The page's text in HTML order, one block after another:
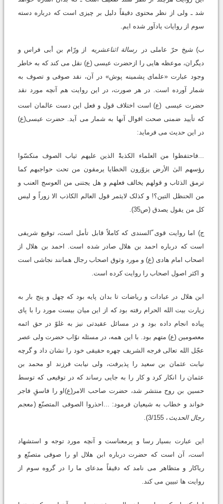
شد ـ ولی از نظر محتوی دقیقاً دلیل بر چیزی است که درباره دسته
سوم از روایات یادآور شده ایم.
ب) شیخ حرّ عاملی در رسالة اثناعشریه
از ورّام بن أبی فراس و
دیگران، موعظه هایی را ازحضرت عیسی (ع) نقل می کند که به خاطر
وجود عبارت «علمای پشمینه پوش» در آن، نقد صوفی و تصوف به
شمار آورده است. در هر صورت، در این روایت هم آنچه مورد نقد
حضرت عیسی (ع) است اختلاف قول و فعل این دست عالمان است
که تأیید ضمنی صحت اقوال آنها به شمار می آید. حضرت عیسی(ع)
در این حدیث می فرماید:
...فاحتفظوا من العلماء الکذبهْْ الذین علیهم ثیاب الصوف منکسّوا
رؤسهم الیٰ الأرض یزوّرون الخطایا یرمقون من تحت حواجبهم کما
ترمق الذئاب و قولهم یخالف فعلهم و هل یجتنی من العوسج العنب و
من الحنظل التین؟! و کذلک لایثمر قول العالم الکاذب الا زوراً و لیس
کل من یقول یصدق (ص35).
ج) اما روایت قوی ّالسندی که کاملاً قابل تأمل است، توقیع شریفی
است که درباره احمد بن هلال صادر شده است. احمد بن هلال از
اصحاب امام هادی (ع) و مورد وثوق اصحاب رجال همانند نجاشی است
و اکثر اصول اصحاب را روایت کرده است.
ابن هلال در عبادات و ریاضات تا بدان پایه بود که چهل و پنج بار به
زیارت بیت الله الحرام رفته بود که از این میان بیست مورد را با پای
پیاده انجام داده بود و در مسائل عقیدتی نیز به غلوّ در حق ائمه
معصومین (ع) متهم بود. با این همه، در مسئله نوّاب حضرت ولی عصر
عجّل الله تعالی فرجه الشریف چهره حقیقی خود را نشان داد و گرچه
نیابت عثمان بن سعید را پذیرفت، ولی نیابت فرزند او محمد بن
عثمان را انکار کرد و کار را به جایی رساند که در توقیعی که توسط
حسین بن روح منتشر شد، حضرت صاحب الامر(ع)او را فاسقِ فاجر
خواند و خطاب به شیعیان فرمود: ...احذروا الصوفی المتصنّع (معجم
رجال الحدیث ، 3/155).
این عبارت بسیار رسا و پرمعناست و آنچه مورد توجه و استشهاد
است، آن است که حضرت درباره ابن هلال او را صوفی متصنّع و
ریاکار و متظاهر می نامد که دقیقاً مدعای ما را در گروه سوم از
روایت ها تبیین می کند.